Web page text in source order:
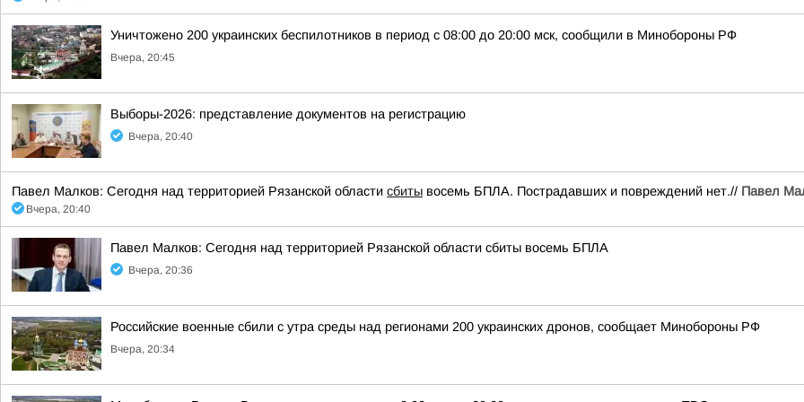
Уничтожено 200 украинских беспилотников в период с 08:00 до 20:00 мск, сообщили в Минобороны РФ
Вчера, 20:45
Выборы-2026: представление документов на регистрацию
Вчера, 20:40
Павел Малков: Сегодня над территорией Рязанской области сбиты восемь БПЛА. Пострадавших и повреждений нет.// Павел
Вчера, 20:40
Павел Малков: Сегодня над территорией Рязанской области сбиты восемь БПЛА
Вчера, 20:36
Российские военные сбили с утра среды над регионами 200 украинских дронов, сообщает Минобороны РФ
Вчера, 20:34